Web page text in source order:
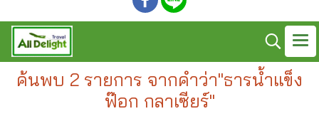
ค้นพบ 2 รายการ จากคำว่า"ธารน้ำแข็ง
ฟ๊อก กลาเซียร์"